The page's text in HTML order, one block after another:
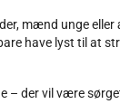
mænd unge eller
have lyst til at
– der vil være